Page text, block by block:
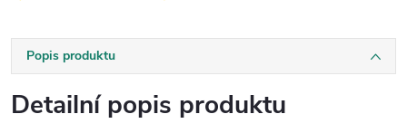
Popis produktu
Detailní popis produktu